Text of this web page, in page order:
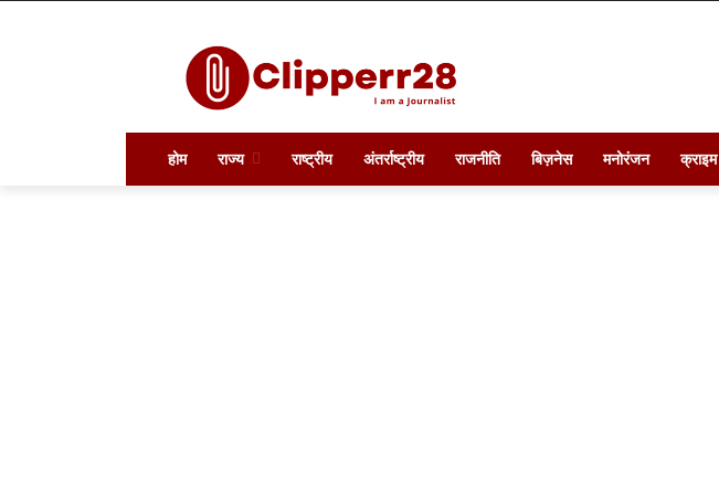
होम राज्य राष्ट्रीय अंतर्राष्ट्रीय राजनीति बिज़नेस मनोरंजन क्राइम